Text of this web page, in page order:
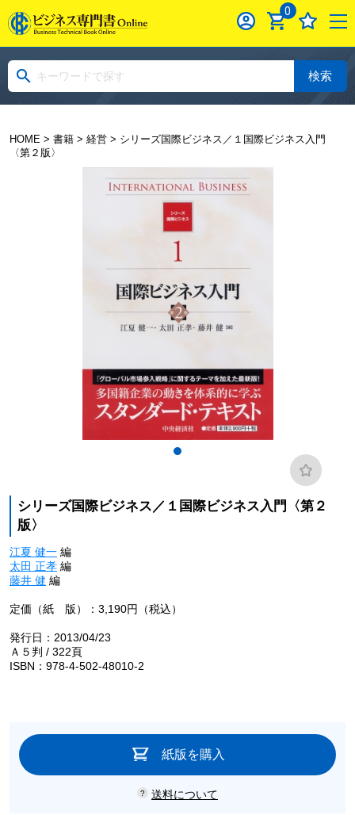
0
検索
HOME> 書籍> 経営> シリーズ国際ビジネス／１国際ビジネス入門
〈第２版〉
シリーズ国際ビジネス／１国際ビジネス入門〈第２
版〉
江夏 健一編
太田 正孝編
藤井 健 編
定価（紙 版）：3,190円（税込）
発行日：2013/04/23
Ａ５判 / 322頁
ISBN：978-4-502-48010-2
紙版を購入
送料について